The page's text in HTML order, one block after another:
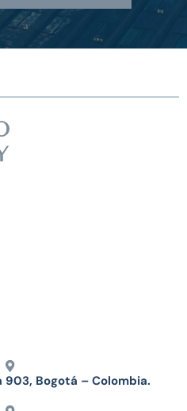
Bogotá – Colombia.